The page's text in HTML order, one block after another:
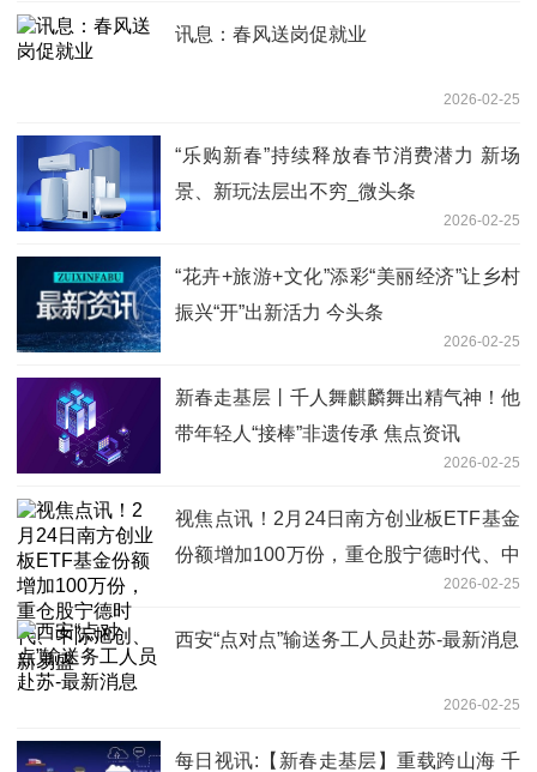
讯息：春风送岗促就业
2026-02-25
“乐购新春”持续释放春节消费潜力 新场
景、新玩法层出不穷_微头条
2026-02-25
“花卉+旅游+文化”添彩“美丽经济”让乡村
振兴“开”出新活力 今头条
2026-02-25
新春走基层丨千人舞麒麟舞出精气神！他
带年轻人“接棒”非遗传承 焦点资讯
2026-02-25
视焦点讯！2月24日南方创业板ETF基金
份额增加100万份，重仓股宁德时代、中
2026-02-25
西安“点对点”输送务工人员赴苏-最新消息
2026-02-25
每日视讯:【新春走基层】重载跨山海 千